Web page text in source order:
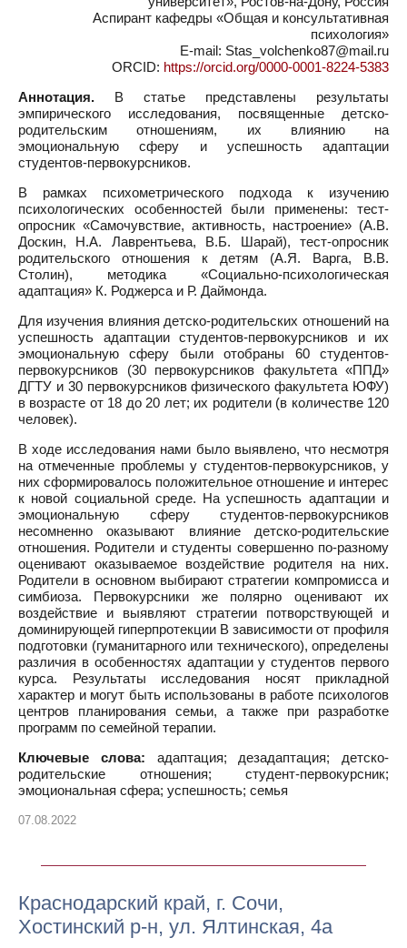
Аспирант кафедры «Общая и консультативная
психология»
E-mail: Stas_volchenko87@mail.ru
ORCID: https://orcid.org/0000-0001-8224-5383
Аннотация. В статье представлены результаты
эмпирического исследования, посвященные детско-
родительским отношениям, их влиянию на
эмоциональную сферу и успешность адаптации
студентов-первокурсников.
В рамках психометрического подхода к изучению
психологических особенностей были применены: тест-
опросник «Самочувствие, активность, настроение» (А.В.
Доскин, Н.А. Лаврентьева, В.Б. Шарай), тест-опросник
родительского отношения к детям (А.Я. Варга, В.В.
Столин), методика «Социально-психологическая
адаптация» К. Роджерса и Р. Даймонда.
Для изучения влияния детско-родительских отношений на
успешность адаптации студентов-первокурсников и их
эмоциональную сферу были отобраны 60 студентов-
первокурсников (30 первокурсников факультета «ППД»
ДГТУ и 30 первокурсников физического факультета ЮФУ)
в возрасте от 18 до 20 лет; их родители (в количестве 120
человек).
В ходе исследования нами было выявлено, что несмотря
на отмеченные проблемы у студентов-первокурсников, у
них сформировалось положительное отношение и интерес
к новой социальной среде. На успешность адаптации и
эмоциональную сферу студентов-первокурсников
несомненно оказывают влияние детско-родительские
отношения. Родители и студенты совершенно по-разному
оценивают оказываемое воздействие родителя на них.
Родители в основном выбирают стратегии компромисса и
симбиоза. Первокурсники же полярно оценивают их
воздействие и выявляют стратегии потворствующей и
доминирующей гиперпротекции В зависимости от профиля
подготовки (гуманитарного или технического), определены
различия в особенностях адаптации у студентов первого
курса. Результаты исследования носят прикладной
характер и могут быть использованы в работе психологов
центров планирования семьи, а также при разработке
программ по семейной терапии.
Ключевые слова: адаптация; дезадаптация; детско-
родительские отношения; студент-первокурсник;
эмоциональная сфера; успешность; семья
07.08.2022
Краснодарский край, г. Сочи,
Хостинский р-н, ул. Ялтинская, 4а